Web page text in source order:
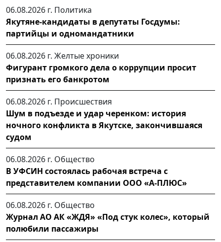
06.08.2026 г. Политика
Якутяне-кандидаты в депутаты Госдумы:
партийцы и одномандатники
06.08.2026 г. Желтые хроники
Фигурант громкого дела о коррупции просит
признать его банкротом
06.08.2026 г. Происшествия
Шум в подъезде и удар черенком: история
ночного конфликта в Якутске, закончившаяся
судом
06.08.2026 г. Общество
В УФСИН состоялась рабочая встреча с
представителем компании ООО «А-ПЛЮС»
06.08.2026 г. Общество
Журнал АО АК «ЖДЯ» «Под стук колес», который
полюбили пассажиры